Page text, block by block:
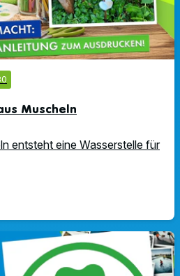
Muscheln
entsteht eine Wasserstelle für